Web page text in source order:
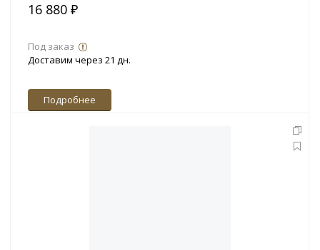
16 880 ₽
Под заказ
Доставим через 21 дн.
Подробнее